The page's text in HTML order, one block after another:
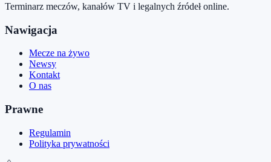
Terminarz meczów, kanałów TV i legalnych źródeł online.
Nawigacja
Mecze na żywo
Newsy
Kontakt
O nas
Prawne
Regulamin
Polityka prywatności